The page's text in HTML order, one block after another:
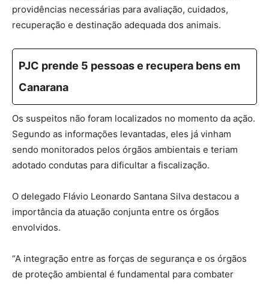
providências necessárias para avaliação, cuidados,
recuperação e destinação adequada dos animais.
PJC prende 5 pessoas e recupera bens em
Canarana
Os suspeitos não foram localizados no momento da ação.
Segundo as informações levantadas, eles já vinham
sendo monitorados pelos órgãos ambientais e teriam
adotado condutas para dificultar a fiscalização.
O delegado Flávio Leonardo Santana Silva destacou a
importância da atuação conjunta entre os órgãos
envolvidos.
“A integração entre as forças de segurança e os órgãos
de proteção ambiental é fundamental para combater